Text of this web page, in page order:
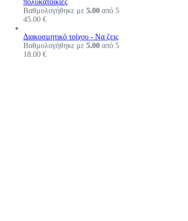
πολυκατοικίες
Βαθμολογήθηκε με 5.00 από 5
45.00 €
Διακοσμητικό τοίχου - Να ζεις
Βαθμολογήθηκε με 5.00 από 5
18.00 €